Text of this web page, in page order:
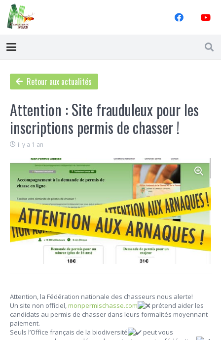
Retour aux actualités
Attention : Site frauduleux pour les
inscriptions permis de chasser !
il y a 1 an
Attention, la Fédération nationale des chasseurs nous alerte!
Un site non officiel, monpermischasse.com
prétend aider les
candidats au permis de chasser dans leurs formalités moyennant
paiement.
Seuls l’Office français de la biodiversité
peut vous